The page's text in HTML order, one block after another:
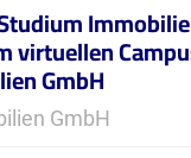
virtuellen
GmbH
GmbH